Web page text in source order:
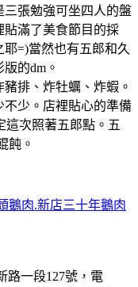
張勉強可坐四人的盤
貼滿了美食節目的採
=)當然也有五郎和久
的dm。
排、炸牡蠣、炸蝦。
少。店裡貼心的準備
這次照著五郎點。五
飩。
鵝肉.新店三十年鵝肉
路一段127號，電